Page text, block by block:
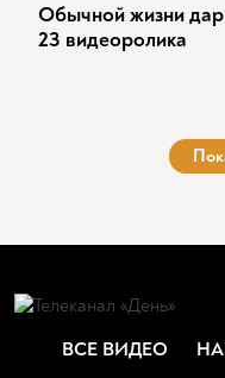
Обычной жизни
23 видеоролика
ВСЕ ВИДЕО